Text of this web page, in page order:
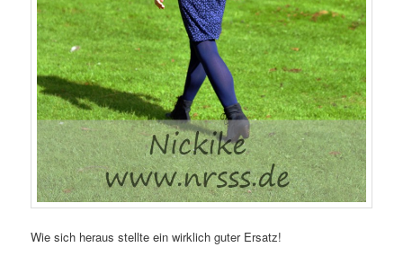
Wie sich heraus stellte ein wirklich guter Ersatz!